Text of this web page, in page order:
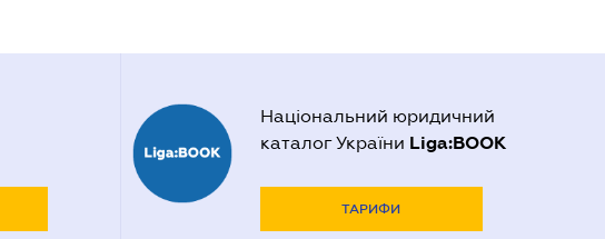
Національний юридичний
каталог України Liga:BOOK
ТАРИФИ